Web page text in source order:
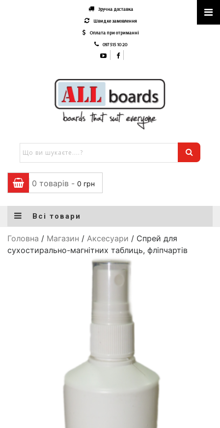
Зручна доставка
Швидке замовлення
Оплата при отриманні
097 515 10 20
0 товарів - 0 грн
Всі товари
Головна / Магазин / Аксесуари / Спрей для
сухостирально-магнітних таблиць, фліпчартів